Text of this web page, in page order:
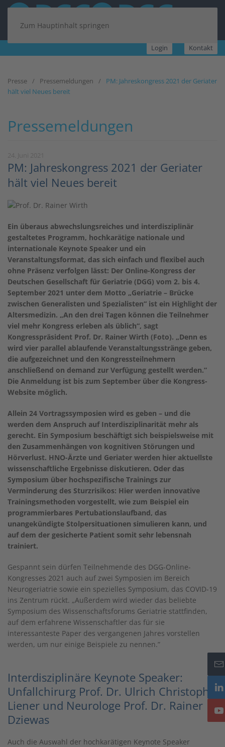
Zum Hauptinhalt springen
Login Kontakt
Presse Pressemeldungen
PM: Jahreskongress 2021 der Geriater
hält viel Neues bereit
Pressemeldungen
PM: Jahreskongress 2021 der Geriater
hält viel Neues bereit
Ein überaus abwechslungsreiches und interdisziplinär
gestaltetes Programm, hochkarätige nationale und
internationale Keynote Speaker und ein
Veranstaltungsformat, das sich einfach und flexibel auch
ohne Präsenz verfolgen lässt: Der Online-Kongress der
Deutschen Gesellschaft für Geriatrie (DGG) vom 2. bis 4.
September 2021 unter dem Motto „Geriatrie – Brücke
zwischen Generalisten und Spezialisten“ ist ein Highlight der
Altersmedizin. „An den drei Tagen können die Teilnehmer
viel mehr Kongress erleben als üblich“, sagt
Kongresspräsident Prof. Dr. Rainer Wirth (Foto). „Denn es
wird vier parallel ablaufende Veranstaltungsstränge geben,
die aufgezeichnet und den Kongressteilnehmern
anschließend on demand zur Verfügung gestellt werden.”
Die Anmeldung ist bis zum September über die Kongress-
Website möglich.
Allein 24 Vortragssymposien wird es geben – und die
werden dem Anspruch auf Interdisziplinarität mehr als
gerecht. Ein Symposium beschäftigt sich beispielsweise mit
den Zusammenhängen von kognitiven Störungen und
Hörverlust. HNO-Ärzte und Geriater werden hier aktuellste
wissenschaftliche Ergebnisse diskutieren. Oder das
Symposium über hochspezifische Trainings zur
Verminderung des Sturzrisikos: Hier werden innovative
Trainingsmethoden vorgestellt, wie zum Beispiel ein
programmierbares Pertubationslaufband, das
unangekündigte Stolpersituationen simulieren kann, und
auf dem der gesicherte Patient somit sehr lebensnah
trainiert.
Gespannt sein dürfen Teilnehmende des DGG-Online-
Kongresses 2021 auch auf zwei Symposien im Bereich
Neurogeriatrie sowie ein spezielles Symposium, das COVID-19
ins Zentrum rückt. „Außerdem wird wieder das beliebte
Symposium des Wissenschaftsforums Geriatrie stattfinden,
auf dem erfahrene Wissenschaftler das für sie
interessanteste Paper des vergangenen Jahres vorstellen
werden, um nur einige Beispiele zu nennen.”
Interdisziplinäre Keynote Speaker:
Unfallchirurg Prof. Dr. Ulrich Christoph
Liener und Neurologe Prof. Dr. Rainer
Dziewas
Auch die Auswahl der hochkarätigen Keynote Speaker